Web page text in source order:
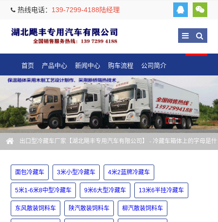
热线电话： 139-7299-4188陆经理
首页 产品中心 新闻中心 购车流程 公司简介
出口型冷藏车厂家【湖北飓丰专用汽车有限公司】 - 冷藏车箱体上的字母是什
面包冷藏车 3米小型冷藏车 4米2蓝牌冷藏车
5米1-6米8中型冷藏车 9米6大型冷藏车 13米6半挂冷藏车
东风散装饲料车 陕汽散装饲料车 柳汽散装饲料车